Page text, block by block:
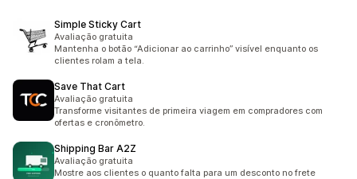
Simple Sticky Cart
Avaliação gratuita
Mantenha o botão “Adicionar ao carrinho” visível enquanto os
clientes rolam a tela.
Save That Cart
Avaliação gratuita
Transforme visitantes de primeira viagem em compradores com
ofertas e cronômetro.
Shipping Bar A2Z
Avaliação gratuita
Mostre aos clientes o quanto falta para um desconto no frete